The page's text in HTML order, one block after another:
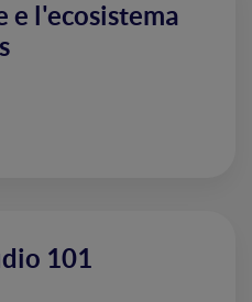
e l'ecosistema
101